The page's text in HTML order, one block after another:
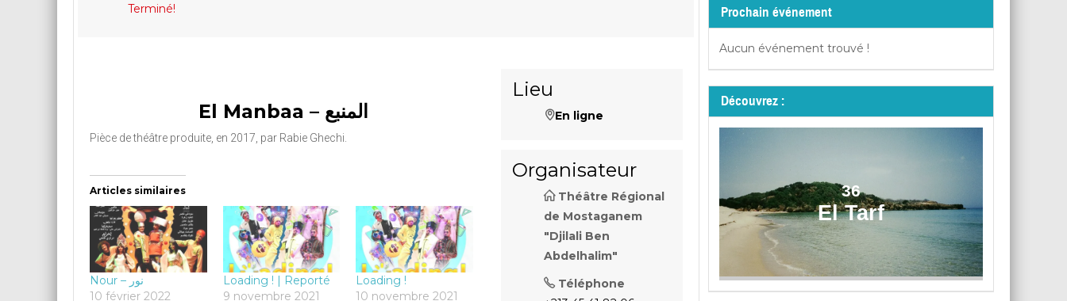
Terminé!
El Manbaa – المنبع
Pièce de théâtre produite, en 2017, par Rabie Ghechi.
Articles similaires
Nour – نور
10 février 2022
Loading ! | Reporté
9 novembre 2021
Loading !
10 novembre 2021
Lieu
En ligne
Organisateur
Théâtre Régional
de Mostaganem
"Djilali Ben
Abdelhalim"
Téléphone
Prochain événement
Aucun événement trouvé !
Découvrez :
36
El Tarf